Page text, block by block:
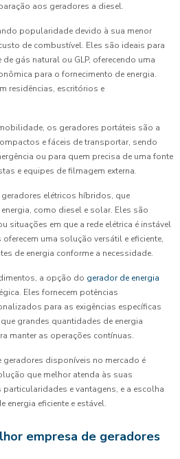
aos geradores a diesel.
popularidade devido à sua menor
de combustível. Eles são ideais para
gás natural ou GLP, oferecendo uma
para o fornecimento de energia.
residências, escritórios e
os geradores portáteis são a
e fáceis de transportar, sendo
ou para quem precisa de uma fonte
e equipes de filmagem externa.
elétricos híbridos, que
como diesel e solar. Eles são
situações em que a rede elétrica é instável
uma solução versátil e eficiente,
de energia conforme a necessidade.
a opção do gerador de energia
Eles fornecem potências
para as exigências específicas
grandes quantidades de energia
manter as operações contínuas.
geradores disponíveis no mercado é
que melhor atenda às suas
e vantagens, e a escolha
energia eficiente e estável.
empresa de geradores